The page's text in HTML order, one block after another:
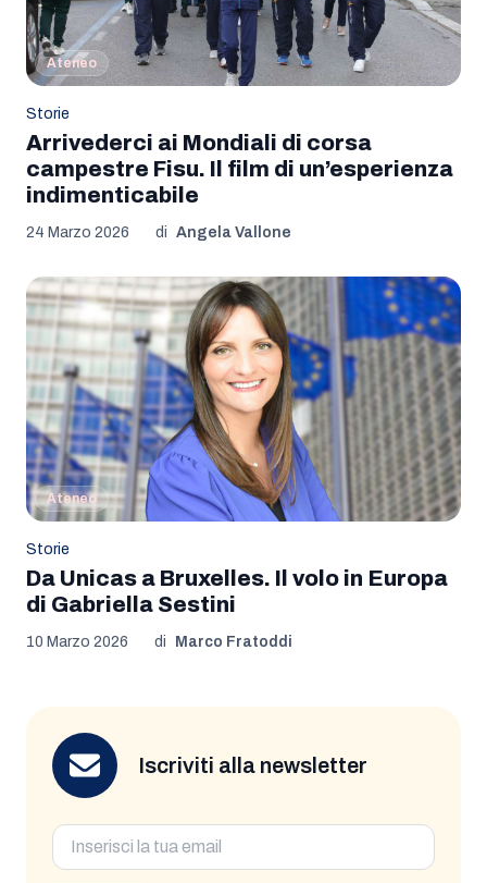
Ateneo
Storie
Arrivederci ai Mondiali di corsa
campestre Fisu. Il film di un’esperienza
indimenticabile
24 Marzo 2026 di Angela Vallone
Ateneo
Storie
Da Unicas a Bruxelles. Il volo in Europa
di Gabriella Sestini
10 Marzo 2026 di Marco Fratoddi
Iscriviti alla newsletter
Email (Obbligatorio)